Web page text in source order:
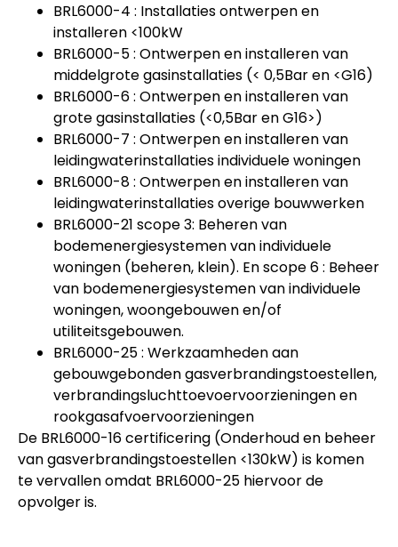
BRL6000-4 : Installaties ontwerpen en
installeren <100kW
BRL6000-5 : Ontwerpen en installeren van
middelgrote gasinstallaties (< 0,5Bar en <G16)
BRL6000-6 : Ontwerpen en installeren van
grote gasinstallaties (<0,5Bar en G16>)
BRL6000-7 : Ontwerpen en installeren van
leidingwaterinstallaties individuele woningen
BRL6000-8 : Ontwerpen en installeren van
leidingwaterinstallaties overige bouwwerken
BRL6000-21 scope 3: Beheren van
bodemenergiesystemen van individuele
woningen (beheren, klein). En scope 6 : Beheer
van bodemenergiesystemen van individuele
woningen, woongebouwen en/of
utiliteitsgebouwen.
BRL6000-25 : Werkzaamheden aan
gebouwgebonden gasverbrandingstoestellen,
verbrandingsluchttoevoervoorzieningen en
rookgasafvoervoorzieningen
De BRL6000-16 certificering (Onderhoud en beheer
van gasverbrandingstoestellen <130kW) is komen
te vervallen omdat BRL6000-25 hiervoor de
opvolger is.